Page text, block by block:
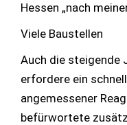
Hessen „nach
Viele Baustellen
Auch die steigende
erfordere ein
angemessener
befürwortete